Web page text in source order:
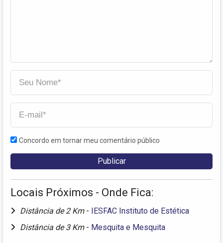
Concordo em tornar meu comentário público
Locais Próximos - Onde Fica:
Distância de 2 Km - IESFAC Instituto de Estética
Distância de 3 Km - Mesquita e Mesquita